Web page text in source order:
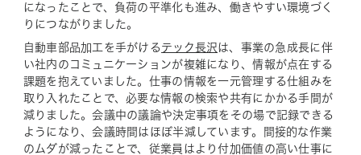
になったことで、負荷の平準化も進み、働きやすい環境づく
りにつながりました。
自動車部品加工を手がける テック長沢は、事業の急成長に伴
い社内のコミュニケーションが複雑になり、情報が点在する
課題を抱えていました。仕事の情報を一元管理する仕組みを
取り入れたことで、必要な情報の検索や共有にかかる手間が
減りました。会議中の議論や決定事項をその場で記録できる
ようになり、会議時間はほぼ半減しています。間接的な作業
のムダが減ったことで、従業員はより付加価値の高い仕事に